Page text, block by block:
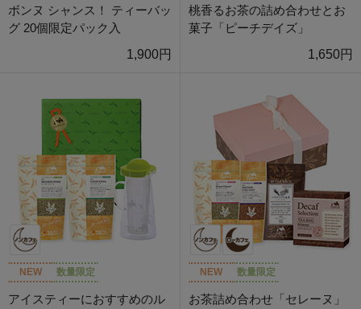
ボンヌ シャンス！ ティーバッ
グ 20個限定パック入
1,900円
桃香るお茶の詰め合わせとお
菓子「ピーチデイズ」
1,650円
NEW 数量限定
アイスティーにおすすめのル
NEW 数量限定
お茶詰め合わせ「セレーヌ」